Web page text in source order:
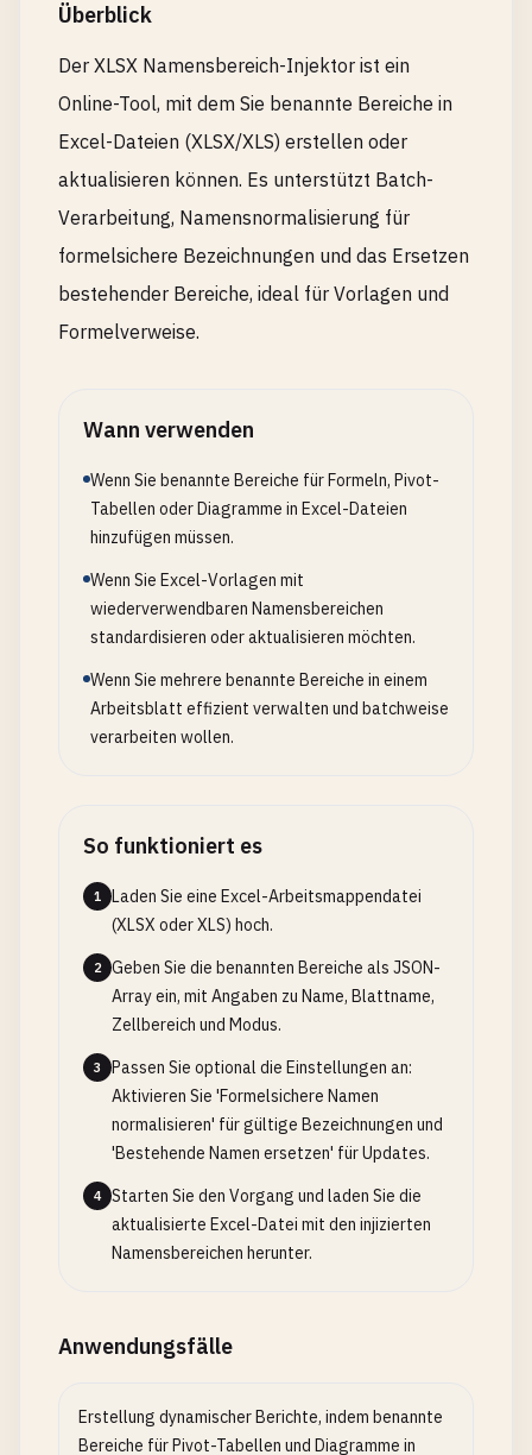
Überblick
Der XLSX Namensbereich-Injektor ist ein
Online-Tool, mit dem Sie benannte Bereiche in
Excel-Dateien (XLSX/XLS) erstellen oder
aktualisieren können. Es unterstützt Batch-
Verarbeitung, Namensnormalisierung für
formelsichere Bezeichnungen und das Ersetzen
bestehender Bereiche, ideal für Vorlagen und
Formelverweise.
Wann verwenden
Wenn Sie benannte Bereiche für Formeln, Pivot-
Tabellen oder Diagramme in Excel-Dateien
hinzufügen müssen.
Wenn Sie Excel-Vorlagen mit
wiederverwendbaren Namensbereichen
standardisieren oder aktualisieren möchten.
Wenn Sie mehrere benannte Bereiche in einem
Arbeitsblatt effizient verwalten und batchweise
verarbeiten wollen.
So funktioniert es
1
Laden Sie eine Excel-Arbeitsmappendatei
(XLSX oder XLS) hoch.
2
Geben Sie die benannten Bereiche als JSON-
Array ein, mit Angaben zu Name, Blattname,
Zellbereich und Modus.
3
Passen Sie optional die Einstellungen an:
Aktivieren Sie 'Formelsichere Namen
normalisieren' für gültige Bezeichnungen und
'Bestehende Namen ersetzen' für Updates.
4
Starten Sie den Vorgang und laden Sie die
aktualisierte Excel-Datei mit den injizierten
Namensbereichen herunter.
Anwendungsfälle
Erstellung dynamischer Berichte, indem benannte
Bereiche für Pivot-Tabellen und Diagramme in